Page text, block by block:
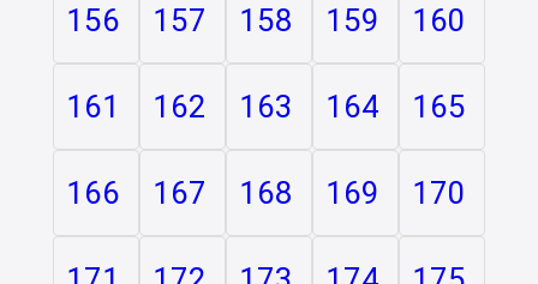
156 157 158 159 160
161 162 163 164 165
166 167 168 169 170